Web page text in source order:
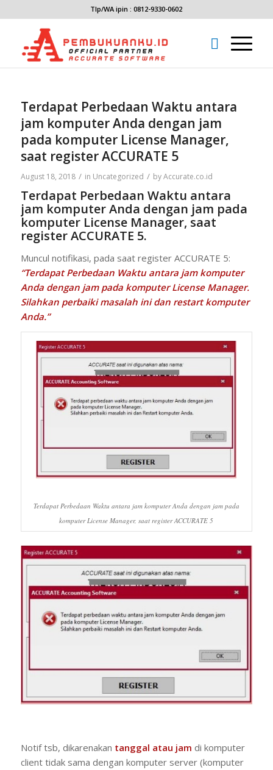
Tlp/WA ipin : 0812-9330-0602
Terdapat Perbedaan Waktu antara
jam komputer Anda dengan jam
pada komputer License Manager,
saat register ACCURATE 5
August 18, 2018 / in Uncategorized / byAccurate.co.id
Terdapat Perbedaan Waktu antara
jam komputer Anda dengan jam pada
komputer License Manager, saat
register ACCURATE 5.
Muncul notifikasi, pada saat register ACCURATE 5:
“Terdapat Perbedaan Waktu antara jam komputer
Anda dengan jam pada komputer License Manager.
Silahkan perbaiki masalah ini dan restart komputer
Anda.”
Terdapat Perbedaan Waktu antara jam komputer Anda dengan jam pada
komputer License Manager, saat register ACCURATE 5
Notif tsb, dikarenakan tanggal atau jam di komputer
client tidak sama dengan komputer server (komputer